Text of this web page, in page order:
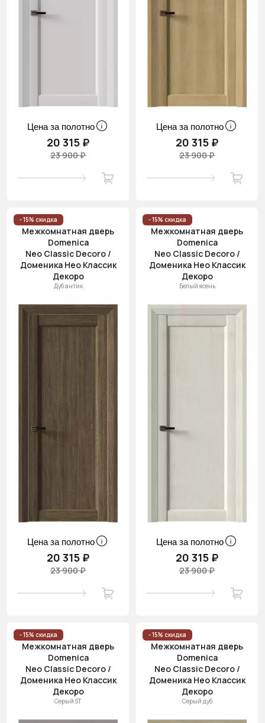
Цена за полотно
20 315 ₽
23 900 ₽
Цена за полотно
20 315 ₽
23 900 ₽
- 15% скидка
Межкомнатная дверь
Domenica
Neo Classic Decoro /
Доменика Нео Классик
Декоро
Дуб антик
Цена за полотно
20 315 ₽
23 900 ₽
- 15% скидка
Межкомнатная дверь
Domenica
Neo Classic Decoro /
Доменика Нео Классик
Декоро
Белый ясень
Цена за полотно
20 315 ₽
23 900 ₽
- 15% скидка
Межкомнатная дверь
Domenica
Neo Classic Decoro /
Доменика Нео Классик
Декоро
Серый ST
- 15% скидка
Межкомнатная дверь
Domenica
Neo Classic Decoro /
Доменика Нео Классик
Декоро
Серый дуб